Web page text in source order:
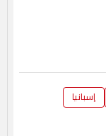
إسبانيا